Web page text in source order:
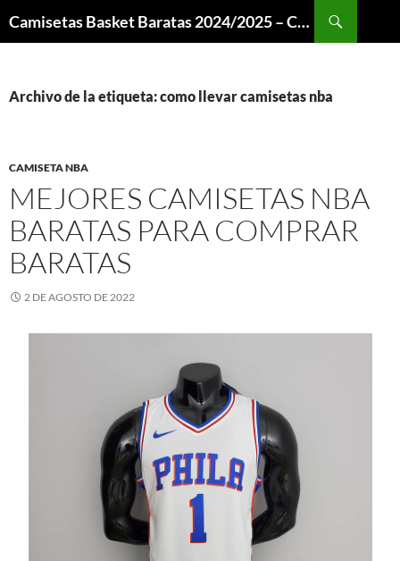
Camisetas Basket Baratas 2024/2025 – Camisetas NBA
Archivo de la etiqueta: como llevar camisetas nba
CAMISETA NBA
MEJORES CAMISETAS NBA
BARATAS PARA COMPRAR
BARATAS
2 DE AGOSTO DE 2022